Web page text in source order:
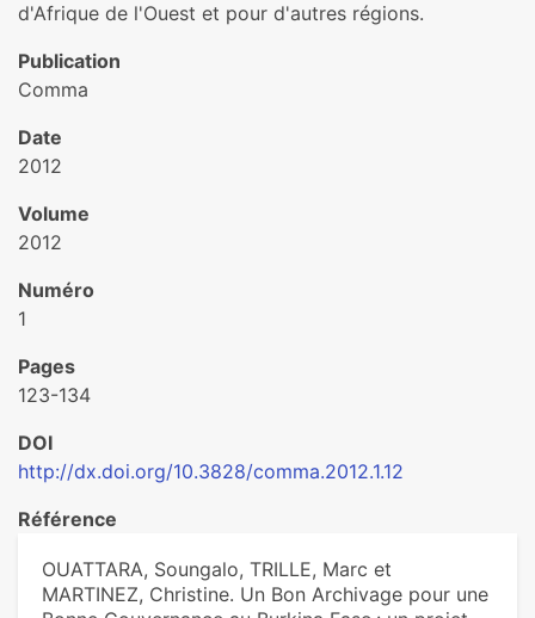
d'Afrique de l'Ouest et pour d'autres régions.
Publication
Comma
Date
2012
Volume
2012
Numéro
1
Pages
123-134
DOI
http://dx.doi.org/10.3828/comma.2012.1.12
Référence
OUATTARA, Soungalo, TRILLE, Marc et
MARTINEZ, Christine. Un Bon Archivage pour une